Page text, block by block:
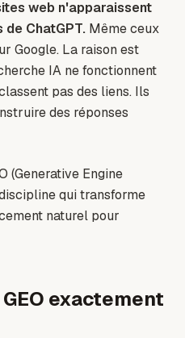
web n'apparaissent
ChatGPT. Même ceux
Google. La raison est
IA ne fonctionnent
pas des liens. Ils
des réponses
(Generative Engine
qui transforme
naturel pour
exactement